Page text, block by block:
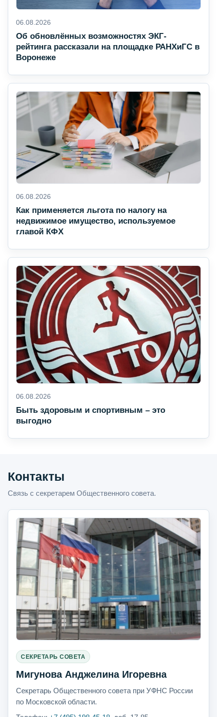
06.08.2026
Об обновлённых возможностях ЭКГ-
рейтинга рассказали на площадке РАНХиГС в
Воронеже
06.08.2026
Как применяется льгота по налогу на
недвижимое имущество, используемое
главой КФХ
06.08.2026
Быть здоровым и спортивным – это
выгодно
Контакты
Связь с секретарем Общественного совета.
СЕКРЕТАРЬ СОВЕТА
Мигунова Анджелина Игоревна
Секретарь Общественного совета при УФНС России
по Московской области.